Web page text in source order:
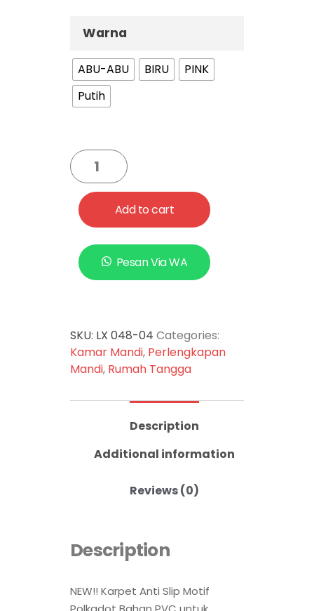
Warna
ABU-ABU BIRU
PINK
Putih
Add to cart
Pesan Via WA
SKU: LX 048-04 Categories:
Kamar Mandi, Perlengkapan
Mandi, Rumah Tangga
Description
Additional information
Reviews (0)
Description
NEW!! Karpet Anti Slip Motif